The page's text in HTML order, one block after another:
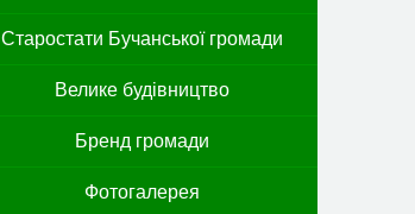
Старостати Бучанської громади
Велике будівництво
Бренд громади
Фотогалерея